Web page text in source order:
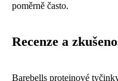
poměrně často.
Recenze a
Barebells proteinové